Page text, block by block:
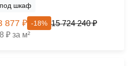
шкаф
877 ₽ -18% 15 724 240 ₽
₽ за м²